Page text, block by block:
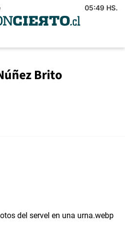
05:49 HS.
Brito